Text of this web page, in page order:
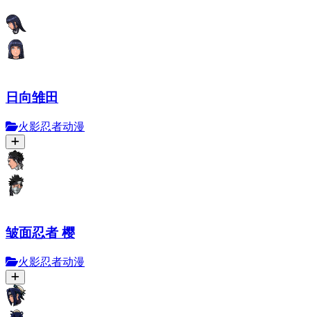
日向雏田
火影忍者动漫
皱面忍者 樱
火影忍者动漫